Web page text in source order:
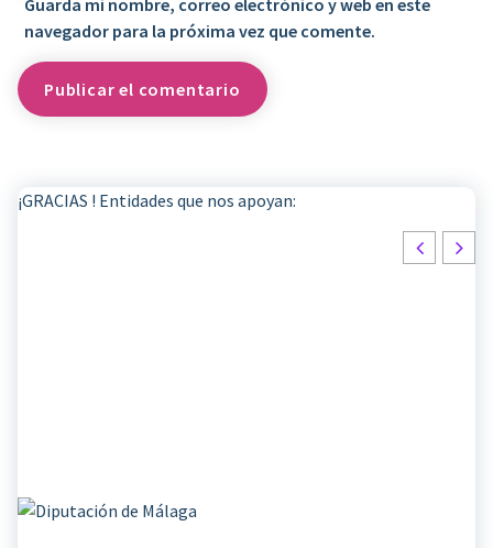
Guarda mi nombre, correo electrónico y web en este
navegador para la próxima vez que comente.
¡GRACIAS ! Entidades que nos apoyan: